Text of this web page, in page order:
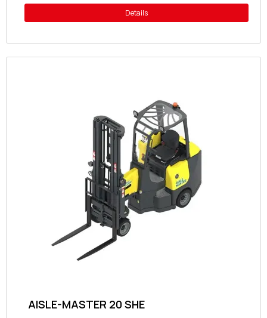
Details
AISLE-MASTER 20 SHE